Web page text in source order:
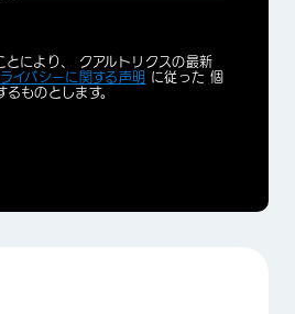
とにより、 クアルトリクスの最新
イバシーに関する声明 に従った 個
るものとします。